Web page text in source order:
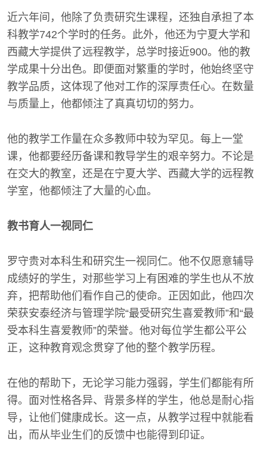
近六年间，他除了负责研究生课程，还独自承担了本
科教学742个学时的任务。此外，他还为宁夏大学和
西藏大学提供了远程教学，总学时接近900。他的教
学成果十分出色。即便面对繁重的学时，他始终坚守
教学品质，这体现了他对工作的深厚责任心。在数量
与质量上，他都倾注了真真切切的努力。
他的教学工作量在众多教师中较为罕见。每上一堂
课，他都要经历备课和教导学生的艰辛努力。不论是
在交大的教室，还是在宁夏大学、西藏大学的远程教
学室，他都倾注了大量的心血。
教书育人一视同仁
罗守贵对本科生和研究生一视同仁。他不仅愿意辅导
成绩好的学生，对那些学习上有困难的学生也从不放
弃，把帮助他们看作自己的使命。正因如此，他四次
荣获安泰经济与管理学院“最受研究生喜爱教师”和“最
受本科生喜爱教师”的荣誉。他对每位学生都公平公
正，这种教育观念贯穿了他的整个教学历程。
在他的帮助下，无论学习能力强弱，学生们都能有所
得。面对性格各异、背景多样的学生，他总是耐心指
导，让他们健康成长。这一点，从教学过程中就能看
出，而从毕业生们的反馈中也能得到印证。